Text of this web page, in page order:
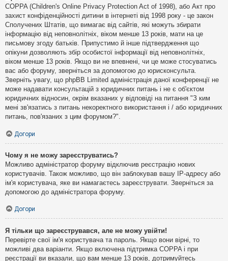
COPPA (Children's Online Privacy Protection Act of 1998), або Акт про
захист конфіденційності дитини в інтернеті від 1998 року - це закон
Сполучених Штатів, що вимагає від сайтів, які можуть збирати
інформацію від неповнолітніх, віком менше 13 років, мати на це
письмову згоду батьків. Припустимо й інше підтвердження що
опікуни дозволяють збір особистої інформації від неповнолітніх,
віком менше 13 років. Якщо ви не впевнені, чи це може стосуватись
вас або форуму, зверніться за допомогою до юрисконсульта.
Зверніть увагу, що phpBB Limited адміністрація даної конференції не
може надавати консультацій з юридичних питань і не є об'єктом
юридичних відносин, окрім вказаних у відповіді на питання "З ким
мені зв'язатись з питань некоректного використання і / або юридичних
питань, пов'язаних з цим форумом?".
Догори
Чому я не можу зареєструватись?
Можливо адміністратор форуму відключив реєстрацію нових
користувачів. Також можливо, що він заблокував вашу IP-адресу або
ім'я користувача, яке ви намагаєтесь зареєструвати. Зверніться за
допомогою до адміністратора форуму.
Догори
Я тільки що зареєструвався, але не можу увійти!
Перевірте свої ім'я користувача та пароль. Якщо вони вірні, то
можливі два варіанти. Якщо включена підтримка COPPA і при
реєстрації ви вказали, що вам менше 13 років, дотримуйтесь